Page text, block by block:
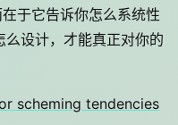
于它告诉你怎么系统性
设计，才能真正对你的
scheming tendencies